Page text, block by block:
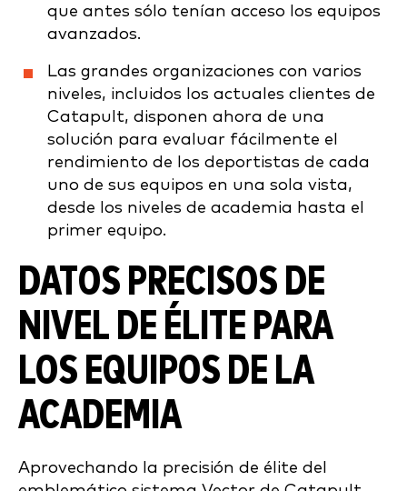
que antes sólo tenían acceso los equipos
avanzados.
Las grandes organizaciones con varios
niveles, incluidos los actuales clientes de
Catapult, disponen ahora de una
solución para evaluar fácilmente el
rendimiento de los deportistas de cada
uno de sus equipos en una sola vista,
desde los niveles de academia hasta el
primer equipo.
DATOS PRECISOS DE
NIVEL DE ÉLITE PARA
LOS EQUIPOS DE LA
ACADEMIA
Aprovechando la precisión de élite del